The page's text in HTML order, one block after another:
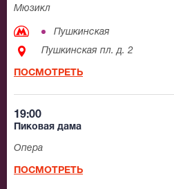
Мюзикл
Пушкинская
Пушкинская пл. д. 2
ПОСМОТРЕТЬ
19:00
Пиковая дама
Опера
ПОСМОТРЕТЬ